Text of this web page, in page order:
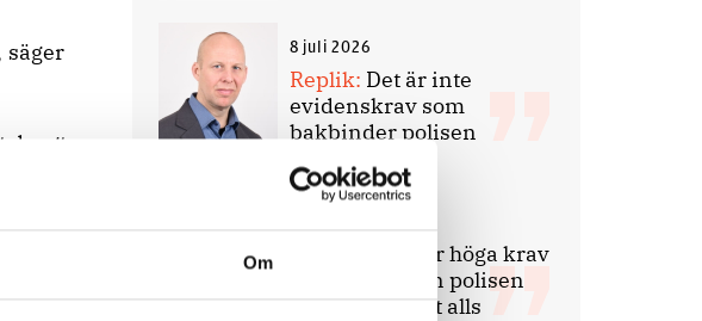
Om
drygt
8 juli 2026
Replik: Det är inte
evidenskrav som
bakbinder polisen
Med för höga krav
på evidens kan polisen
inte göra något alls